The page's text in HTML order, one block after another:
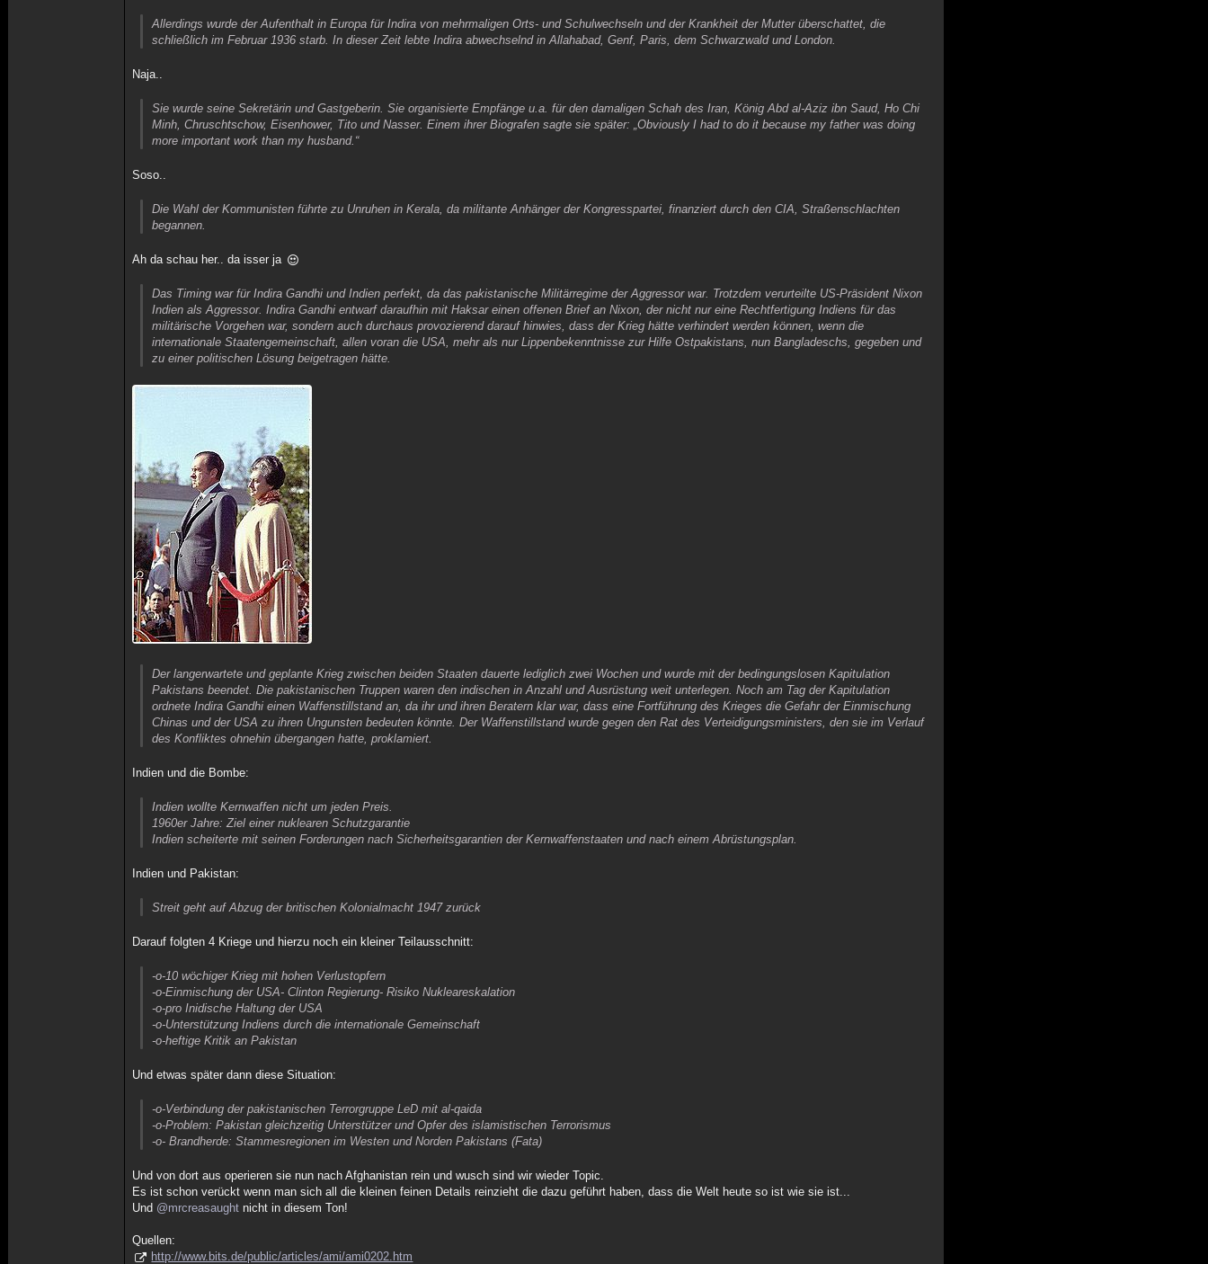
Allerdings wurde der Aufenthalt in Europa für Indira von mehrmaligen Orts- und Schulwechseln und der Krankheit der Mutter überschattet, die
schließlich im Februar 1936 starb. In dieser Zeit lebte Indira abwechselnd in Allahabad, Genf, Paris, dem Schwarzwald und London.
Naja..
Sie wurde seine Sekretärin und Gastgeberin. Sie organisierte Empfänge u.a. für den damaligen Schah des Iran, König Abd al-Aziz ibn Saud, Ho Chi
Minh, Chruschtschow, Eisenhower, Tito und Nasser. Einem ihrer Biografen sagte sie später: „Obviously I had to do it because my father was doing
more important work than my husband.“
Soso..
Die Wahl der Kommunisten führte zu Unruhen in Kerala, da militante Anhänger der Kongresspartei, finanziert durch den CIA, Straßenschlachten
begannen.
Ah da schau her.. da isser ja
Das Timing war für Indira Gandhi und Indien perfekt, da das pakistanische Militärregime der Aggressor war. Trotzdem verurteilte US-Präsident Nixon
Indien als Aggressor. Indira Gandhi entwarf daraufhin mit Haksar einen offenen Brief an Nixon, der nicht nur eine Rechtfertigung Indiens für das
militärische Vorgehen war, sondern auch durchaus provozierend darauf hinwies, dass der Krieg hätte verhindert werden können, wenn die
internationale Staatengemeinschaft, allen voran die USA, mehr als nur Lippenbekenntnisse zur Hilfe Ostpakistans, nun Bangladeschs, gegeben und
zu einer politischen Lösung beigetragen hätte.
Der langerwartete und geplante Krieg zwischen beiden Staaten dauerte lediglich zwei Wochen und wurde mit der bedingungslosen Kapitulation
Pakistans beendet. Die pakistanischen Truppen waren den indischen in Anzahl und Ausrüstung weit unterlegen. Noch am Tag der Kapitulation
ordnete Indira Gandhi einen Waffenstillstand an, da ihr und ihren Beratern klar war, dass eine Fortführung des Krieges die Gefahr der Einmischung
Chinas und der USA zu ihren Ungunsten bedeuten könnte. Der Waffenstillstand wurde gegen den Rat des Verteidigungsministers, den sie im Verlauf
des Konfliktes ohnehin übergangen hatte, proklamiert.
Indien und die Bombe:
Indien wollte Kernwaffen nicht um jeden Preis.
1960er Jahre: Ziel einer nuklearen Schutzgarantie
Indien scheiterte mit seinen Forderungen nach Sicherheitsgarantien der Kernwaffenstaaten und nach einem Abrüstungsplan.
Indien und Pakistan:
Streit geht auf Abzug der britischen Kolonialmacht 1947 zurück
Darauf folgten 4 Kriege und hierzu noch ein kleiner Teilausschnitt:
-o-10 wöchiger Krieg mit hohen Verlustopfern
-o-Einmischung der USA- Clinton Regierung- Risiko Nukleareskalation
-o-pro Inidische Haltung der USA
-o-Unterstützung Indiens durch die internationale Gemeinschaft
-o-heftige Kritik an Pakistan
Und etwas später dann diese Situation:
-o-Verbindung der pakistanischen Terrorgruppe LeD mit al-qaida
-o-Problem: Pakistan gleichzeitig Unterstützer und Opfer des islamistischen Terrorismus
-o- Brandherde: Stammesregionen im Westen und Norden Pakistans (Fata)
Und von dort aus operieren sie nun nach Afghanistan rein und wusch sind wir wieder Topic.
Es ist schon verückt wenn man sich all die kleinen feinen Details reinzieht die dazu geführt haben, dass die Welt heute so ist wie sie ist...
Und @mrcreasaught nicht in diesem Ton!
Quellen:
http://www.bits.de/public/articles/ami/ami0202.htm